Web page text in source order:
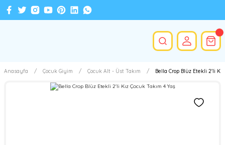
Anasayfa Çocuk Giyim Çocuk Alt - Üst Takım Bella Crop Blüz Etekli 2'li Kız